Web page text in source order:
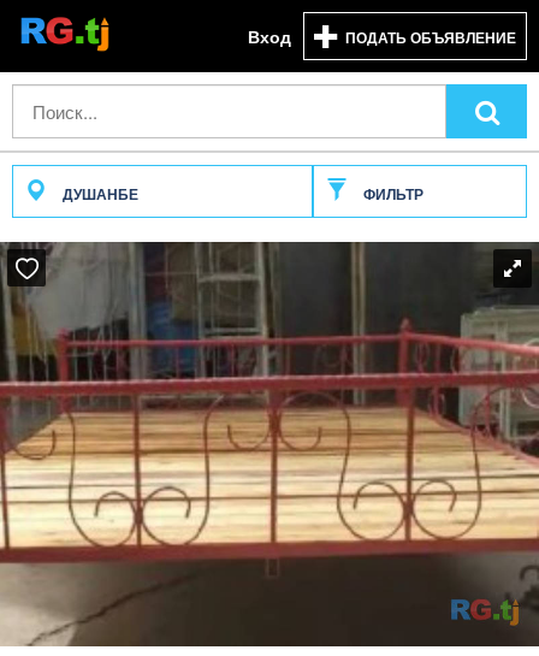
Вход ПОДАТЬ ОБЪЯВЛЕНИЕ
ДУШАНБЕ ФИЛЬТР